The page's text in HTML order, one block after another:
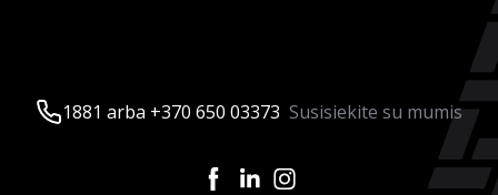
1881 arba +370 650 03373 Susisiekite su mumis